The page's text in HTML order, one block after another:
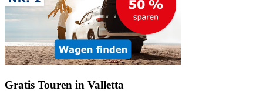
Gratis Touren in Valletta